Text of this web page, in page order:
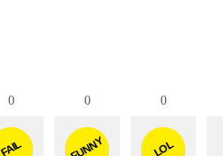
0
FAIL
0
FUNNY
0
LOL